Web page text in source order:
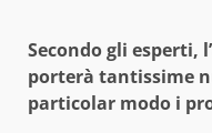
Secondo gli esperti,
porterà tantissime
particolar modo i